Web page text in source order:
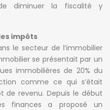
diminuer la fiscalité y
impôts
le secteur de l’immobilier
se présentait par un
immobilières de 20% du
comme ce qui s’était
de revenu. Depuis le début
finances a proposé un